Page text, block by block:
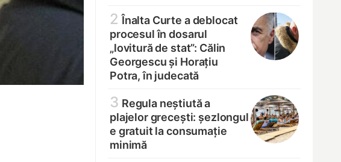
2 Înalta Curte a deblocat
procesul în dosarul
„lovitură de stat”: Călin
Georgescu și Horațiu
Potra, în judecată
3 Regula neștiută a
plajelor grecești: șezlongul
e gratuit la consumație
minimă